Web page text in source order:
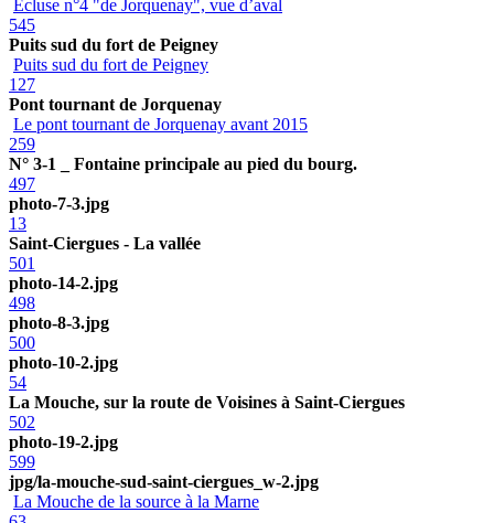
Ecluse n°4 "de Jorquenay", vue d’aval
545
Puits sud du fort de Peigney
Puits sud du fort de Peigney
127
Pont tournant de Jorquenay
Le pont tournant de Jorquenay avant 2015
259
N° 3-1 _ Fontaine principale au pied du bourg.
497
photo-7-3.jpg
13
Saint-Ciergues - La vallée
501
photo-14-2.jpg
498
photo-8-3.jpg
500
photo-10-2.jpg
54
La Mouche, sur la route de Voisines à Saint-Ciergues
502
photo-19-2.jpg
599
jpg/la-mouche-sud-saint-ciergues_w-2.jpg
La Mouche de la source à la Marne